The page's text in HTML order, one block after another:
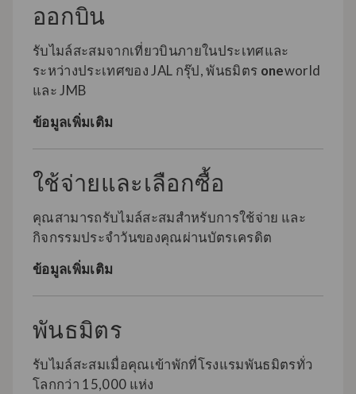
ออกบิน
รับไมล์สะสมจากเที่ยวบินภายในประเทศและ
ระหว่างประเทศของ JAL กรุ๊ป, พันธมิตร oneworld
และ JMB
ข้อมูลเพิ่มเติม
ใช้จ่ายและเลือกซื้อ
คุณสามารถรับไมล์สะสมสำหรับการใช้จ่าย และ
กิจกรรมประจำวันของคุณผ่านบัตรเครดิต
ข้อมูลเพิ่มเติม
พันธมิตร
รับไมล์สะสมเมื่อคุณเข้าพักที่โรงแรมพันธมิตรทั่ว
โลกกว่า 15,000 แห่ง